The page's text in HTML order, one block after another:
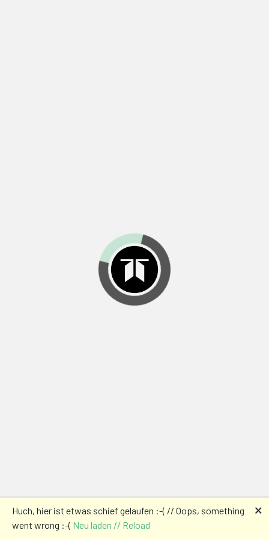
Huch, hier ist etwas schief gelaufen :-( // Oops, something
went wrong :-( Neu laden // Reload
🗙